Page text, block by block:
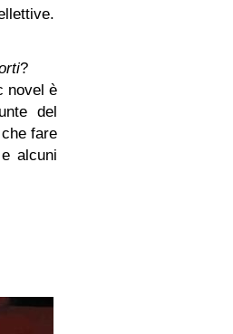
?
novel è
del
fare
alcuni